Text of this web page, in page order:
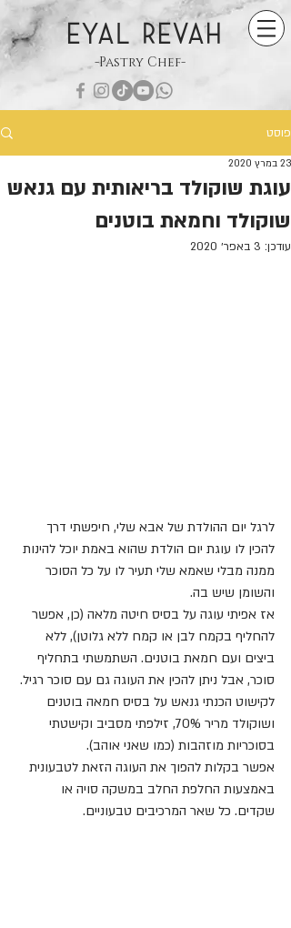
EYAL REVAH
-Pastry Chef-
פוסט
עוגת שוקולד בריאותית עם גנאש
שוקולד וחמאת בוטנים
23 במרץ 2020
עודכן: 3 באפר׳ 2020
לרגל יום ההולדת של אבא שלי, חיפשתי דרך
להכין לו עוגת יום הולדת שהוא באמת יוכל להינות
ממנה מבלי שאמא שלי תעיר לו על כל הסוכר
והשומן שיש בה.
אז אפיתי עוגה על בסיס חיטה מלאה (כן, אפשר
להחליף בקמח לבן או קמח ללא גלוטן), ללא
ביצים ועם חמאת בוטנים. השתמשתי בתחליף
סוכר, אבל ניתן להכין את העוגה גם עם סוכר רגיל.
לקישוט הכנתי גנאש על בסיס חמאה בוטנים
ושוקולד מריר 70%, זילפתי מסביב וקישטתי
בסוכריות מוזהבות (כמו שאני אוהב).
אפשר בקלות להפוך את העוגה הזאת לטבעונית
באמצעות החלפת החלב במשקה סויה או
שקדים. כל שאר המרכיבים טבעוניים.